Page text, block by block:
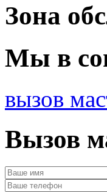
Зона
Мы в
вызов
Вызов